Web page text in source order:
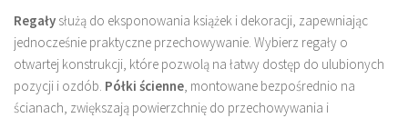
Regały służą do eksponowania książek i dekoracji, zapewniając
jednocześnie praktyczne przechowywanie. Wybierz regały o
otwartej konstrukcji, które pozwolą na łatwy dostęp do ulubionych
pozycji i ozdób. Półki ścienne, montowane bezpośrednio na
ścianach, zwiększają powierzchnię do przechowywania i